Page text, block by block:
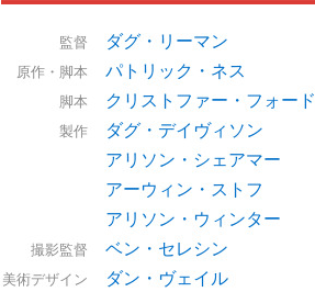
監督 ダグ・リーマン
原作・脚本 パトリック・ネス
脚本 クリストファー・フォード
製作
ダグ・デイヴィソン
アリソン・シェアマー
アーウィン・ストフ
アリソン・ウィンター
撮影監督 ベン・セレシン
美術デザイン ダン・ヴェイル